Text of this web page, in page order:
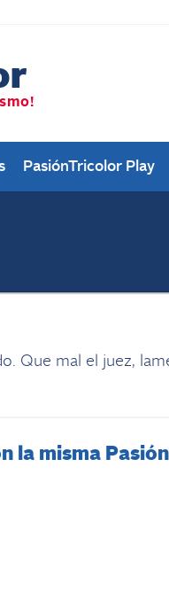
PasiónTricolor Play
Que mal el juez,
la misma Pasión